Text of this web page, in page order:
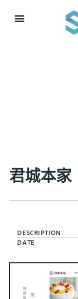
君城本家
DESCRIPTION
DATE